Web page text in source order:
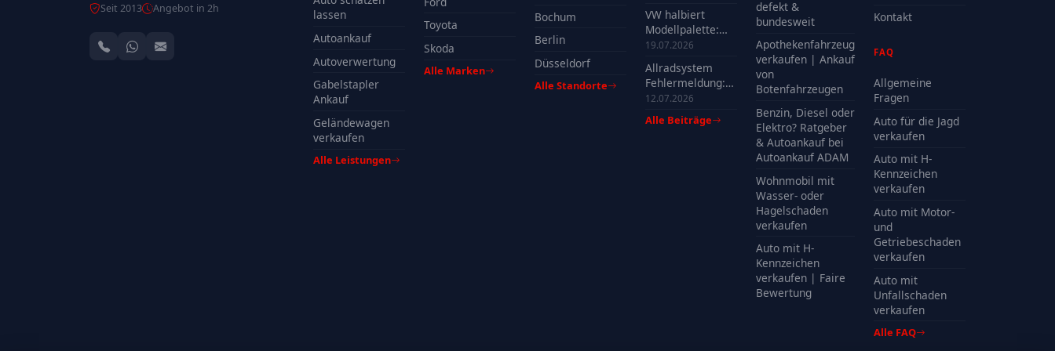
Seit 2013
Angebot in 2h
lassen
Autoankauf
Autoverwertung
Gabelstapler
Ankauf
Geländewagen
verkaufen
Alle Leistungen
Toyota
Skoda
Alle Marken
Bochum
Berlin
Düsseldorf
Alle Standorte
VW halbiert
Modellpalette:
Welche Modelle
19.07.2026
Allradsystem
Fehlermeldung:
Ursachen, Kosten
& Tipps
12.07.2026
Alle Beiträge
defekt &
bundesweit
Apothekenfahrzeug
verkaufen | Ankauf
von
Botenfahrzeugen
Benzin, Diesel oder
Elektro? Ratgeber
& Autoankauf bei
Autoankauf ADAM
Wohnmobil mit
Wasser- oder
Hagelschaden
verkaufen
Auto mit H-
Kennzeichen
verkaufen | Faire
Bewertung
Kontakt
FAQ
Allgemeine
Fragen
Auto für die Jagd
verkaufen
Auto mit H-
Kennzeichen
verkaufen
Auto mit Motor-
und
Getriebeschaden
verkaufen
Auto mit
Unfallschaden
verkaufen
Alle FAQ